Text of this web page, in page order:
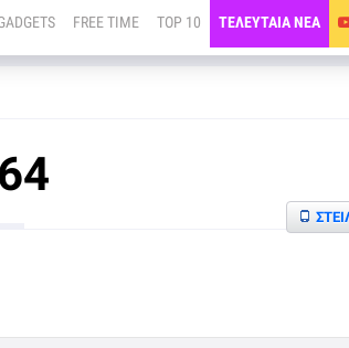
FREE TIME TOP 10 ΤΕΛΕΥΤΑΙΑ ΝΕΑ